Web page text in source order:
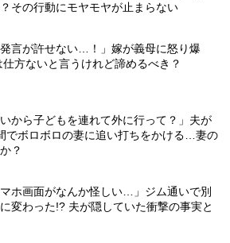
その行動にモヤモヤが止まらない
発言が許せない…！」嫁が義母に怒り爆
方ないと言うけれど諦めるべき？
いから子どもを連れて外に行って？」夫が
でボロボロの妻に追い打ちをかける…妻の
？
マホ画面がなんか怪しい…」ジム通いで別
変わった!? 夫が隠していた衝撃の事実と